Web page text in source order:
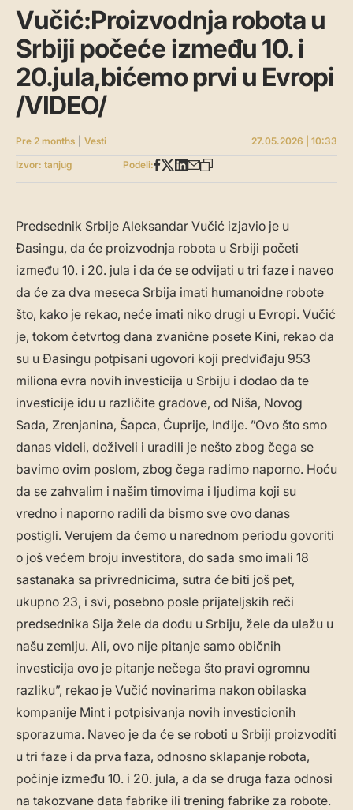
Vučić:Proizvodnja robota u
Srbiji počeće između 10. i
20.jula,bićemo prvi u Evropi
/VIDEO/
Pre 2 months Vesti
27.05.2026 | 10:33
Izvor: tanjug
Podeli:
Predsednik Srbije Aleksandar Vučić izjavio je u
Đasingu, da će proizvodnja robota u Srbiji početi
između 10. i 20. jula i da će se odvijati u tri faze i naveo
da će za dva meseca Srbija imati humanoidne robote
što, kako je rekao, neće imati niko drugi u Evropi. Vučić
je, tokom četvrtog dana zvanične posete Kini, rekao da
su u Đasingu potpisani ugovori koji predviđaju 953
miliona evra novih investicija u Srbiju i dodao da te
investicije idu u različite gradove, od Niša, Novog
Sada, Zrenjanina, Šapca, Ćuprije, Inđije. ”Ovo što smo
danas videli, doživeli i uradili je nešto zbog čega se
bavimo ovim poslom, zbog čega radimo naporno. Hoću
da se zahvalim i našim timovima i ljudima koji su
vredno i naporno radili da bismo sve ovo danas
postigli. Verujem da ćemo u narednom periodu govoriti
o još većem broju investitora, do sada smo imali 18
sastanaka sa privrednicima, sutra će biti još pet,
ukupno 23, i svi, posebno posle prijateljskih reči
predsednika Sija žele da dođu u Srbiju, žele da ulažu u
našu zemlju. Ali, ovo nije pitanje samo običnih
investicija ovo je pitanje nečega što pravi ogromnu
razliku”, rekao je Vučić novinarima nakon obilaska
kompanije Mint i potpisivanja novih investicionih
sporazuma. Naveo je da će se roboti u Srbiji proizvoditi
u tri faze i da prva faza, odnosno sklapanje robota,
počinje između 10. i 20. jula, a da se druga faza odnosi
na takozvane data fabrike ili trening fabrike za robote.